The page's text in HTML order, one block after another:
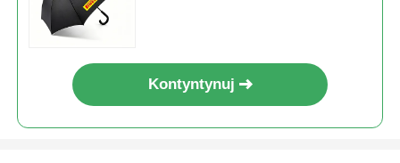
Kontyntynuj